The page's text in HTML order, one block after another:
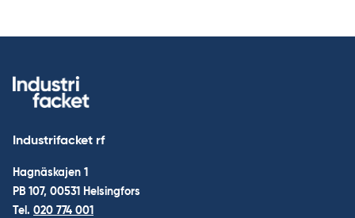
Industrifacket rf
Hagnäskajen 1
PB 107, 00531 Helsingfors
Tel. 020 774 001